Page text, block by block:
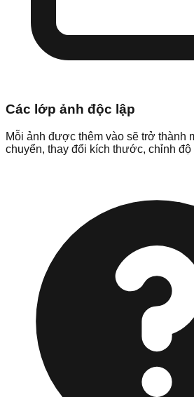
Các lớp ảnh độc lập
Mỗi ảnh được thêm vào sẽ trở thành
chuyển, thay đổi kích thước, chỉnh độ